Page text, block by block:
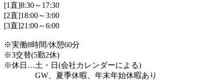
[1直]8:30～17:30
[2直]18:00～3:00
[3直]21:00～6:00
※実働8時間/休憩60分
※3交替(5勤2休)
※休日…土・日(会社カレンダーによる)
GW、夏季休暇、年末年始休暇あり